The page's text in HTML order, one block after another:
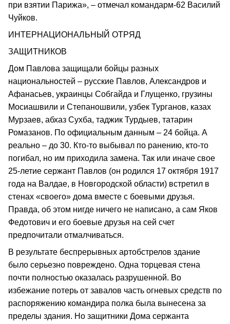
при взятии Парижа», – отмечал командарм-62 Василий
Чуйков.
ИНТЕРНАЦИОНАЛЬНЫЙ ОТРЯД
ЗАЩИТНИКОВ
Дом Павлова защищали бойцы разных
национальностей – русские Павлов, Александров и
Афанасьев, украинцы Собгайда и Глущенко, грузины
Мосиашвили и Степаношвили, узбек Турганов, казах
Мурзаев, абхаз Сухба, таджик Турдыев, татарин
Ромазанов. По официальным данным – 24 бойца. А
реально – до 30. Кто-то выбывал по ранению, кто-то
погибал, но им приходила замена. Так или иначе свое
25-летие сержант Павлов (он родился 17 октября 1917
года на Валдае, в Новгородской области) встретил в
стенах «своего» дома вместе с боевыми друзья.
Правда, об этом нигде ничего не написано, а сам Яков
Федотович и его боевые друзья на сей счет
предпочитали отмалчиваться.
В результате беспрерывных артобстрелов здание
было серьезно повреждено. Одна торцевая стена
почти полностью оказалась разрушенной. Во
избежание потерь от завалов часть огневых средств по
распоряжению командира полка была вынесена за
пределы здания. Но защитники Дома сержанта